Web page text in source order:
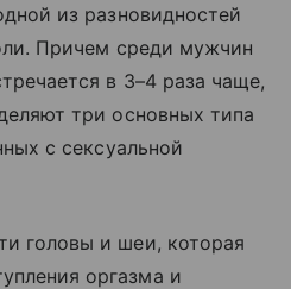
из разновидностей
Причем среди мужчин
в 3–4 раза чаще,
три основных типа
с сексуальной
головы и шеи, которая
оргазма и